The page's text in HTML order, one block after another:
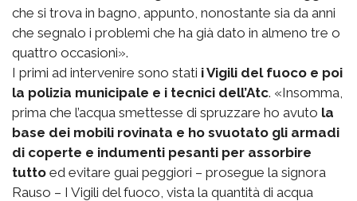
che si trova in bagno, appunto, nonostante sia da anni
che segnalo i problemi che ha già dato in almeno tre o
quattro occasioni».
I primi ad intervenire sono stati i Vigili del fuoco e poi
la polizia municipale e i tecnici dell’Atc. «Insomma,
prima che l’acqua smettesse di spruzzare ho avuto la
base dei mobili rovinata e ho svuotato gli armadi
di coperte e indumenti pesanti per assorbire
tutto ed evitare guai peggiori – prosegue la signora
Rauso – I Vigili del fuoco, vista la quantità di acqua